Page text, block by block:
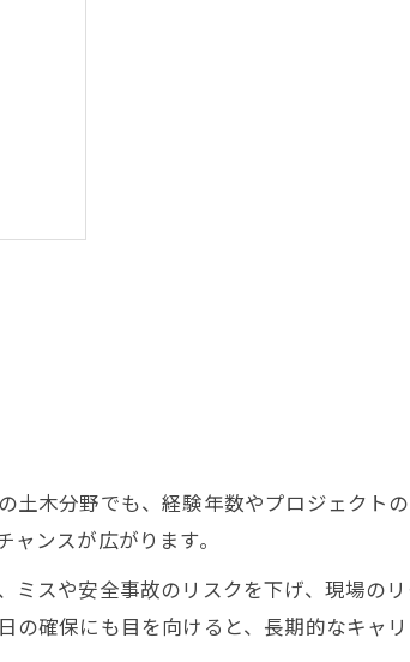
木分野でも、経験年数やプロジェクト
ンスが広がります。
スや安全事故のリスクを下げ、現場の
の確保にも目を向けると、長期的なキャ